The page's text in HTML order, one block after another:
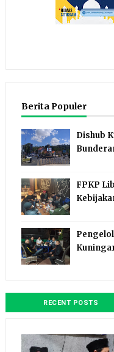
Berita Populer
Dishub
FPKP
RECENT POSTS